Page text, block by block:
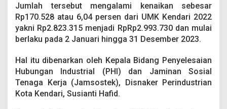
,
M
u
a
B
e
r
l
a
Jumlah tersebut mengalami kenaikan sebesar
Rp170.528 atau 6,04 persen dari UMK Kendari 2022
yakni Rp2.823.315 menjadi RpRp2.993.730 dan mulai
berlaku pada 2 Januari hingga 31 Desember 2023.
Hal itu dibenarkan oleh Kepala Bidang Penyelesaian
Hubungan Industrial (PHI) dan Jaminan Sosial
Tenaga Kerja (Jamsostek), Disnaker Perindustrian
Kota Kendari, Susianti Hafid.